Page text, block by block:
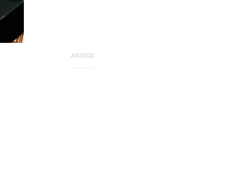
ANZEIGE